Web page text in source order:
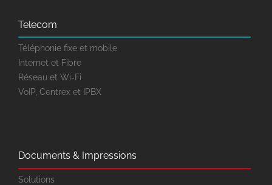
Telecom
Téléphonie fixe et mobile
Internet et Fibre
Réseau et Wi-Fi
VoIP, Centrex et IPBX
Documents & Impressions
Solutions